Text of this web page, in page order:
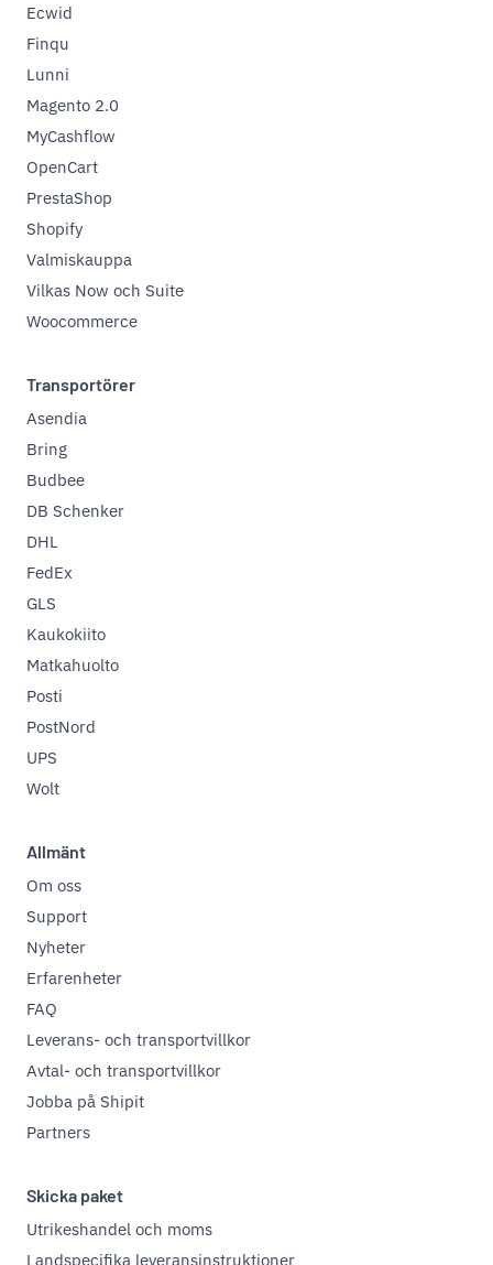
Ecwid
Finqu
Lunni
Magento 2.0
MyCashflow
OpenCart
PrestaShop
Shopify
Valmiskauppa
Vilkas Now och Suite
Woocommerce
Transportörer
Asendia
Bring
Budbee
DB Schenker
DHL
FedEx
GLS
Kaukokiito
Matkahuolto
Posti
PostNord
UPS
Wolt
Allmänt
Om oss
Support
Nyheter
Erfarenheter
FAQ
Leverans- och transportvillkor
Avtal- och transportvillkor
Jobba på Shipit
Partners
Skicka paket
Utrikeshandel och moms
Landspecifika leveransinstruktioner